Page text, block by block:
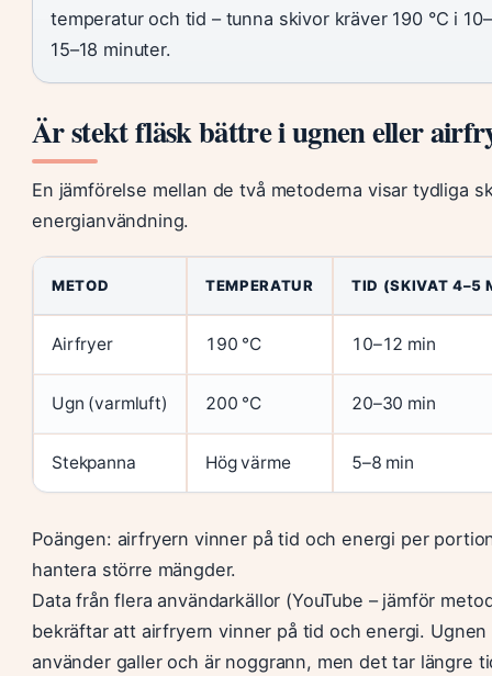
temperatur och tid – tunna skivor kräver 190 °C i
15–18 minuter.
Är stekt fläsk bättre i ugnen eller
En jämförelse mellan de två metoderna visar tydliga
energianvändning.
METOD TEMPERATUR TID (SKIVAT 4–5
Airfryer 190 °C 10–12 min
Ugn (varmluft) 200 °C 20–30 min
Stekpanna Hög värme 5–8 min
Poängen: airfryern vinner på tid och energi per
hantera större mängder.
Data från flera användarkällor (YouTube – jämför
bekräftar att airfryern vinner på tid och energi.
använder galler och är noggrann, men det tar längre